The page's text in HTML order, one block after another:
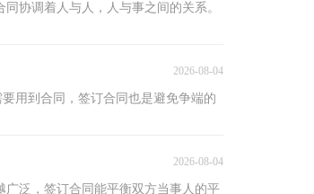
协调着人与人，人与事之间的关系。
2026-08-04
用到合同，签订合同也是避免争端的
2026-08-04
泛，签订合同能平衡双方当事人的平